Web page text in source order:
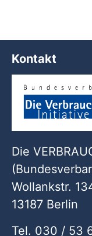
Kontakt
Die
Wollankstr.
13187 Berlin
Tel. 030 / 53